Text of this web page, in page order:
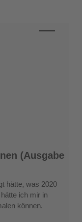
(Ausgabe
hätte, was 2020
ich mir in
können.